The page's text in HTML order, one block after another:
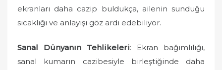
ekranları daha cazip buldukça, ailenin sunduğu
sıcaklığı ve anlayışı göz ardı edebiliyor.
Sanal Dünyanın Tehlikeleri: Ekran bağımlılığı,
sanal kumarın cazibesiyle birleştiğinde daha